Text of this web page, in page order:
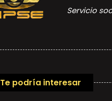
Servicio
Te podría interesar